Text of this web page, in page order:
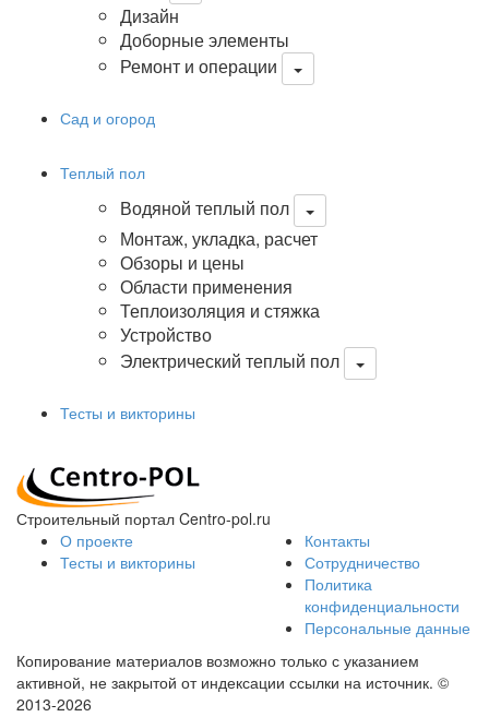
Дизайн
Доборные элементы
Ремонт и операции
Сад и огород
Теплый пол
Водяной теплый пол
Монтаж, укладка, расчет
Обзоры и цены
Области применения
Теплоизоляция и стяжка
Устройство
Электрический теплый пол
Тесты и викторины
Строительный портал Centro-pol.ru
О проекте
Тесты и викторины
Контакты
Сотрудничество
Политика
конфиденциальности
Персональные данные
Копирование материалов возможно только с указанием
активной, не закрытой от индексации ссылки на источник. ©
2013-2026